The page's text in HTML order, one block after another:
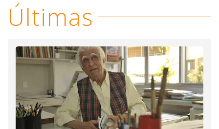
Últimas